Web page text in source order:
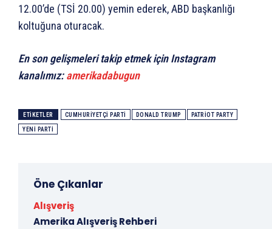
12.00’de (TSİ 20.00) yemin ederek, ABD başkanlığı
koltuğuna oturacak.
En son gelişmeleri takip etmek için Instagram
kanalımız:amerikadabugun
ETIKETLER CUMHURIYETÇI PARTI DONALD TRUMP PATRIOT PARTY
YENI PARTI
Öne Çıkanlar
Alışveriş
Amerika Alışveriş Rehberi